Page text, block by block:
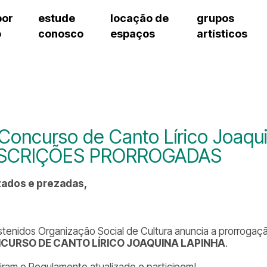
estude
conosco
locação de
espaços
grupos
artísticos
trabalhe
de Canto Lírico
PRORROGADAS
e prezadas,
Organização Social de Cultura anuncia a
DE CANTO LÍRICO JOAQUINA LAPINHA.